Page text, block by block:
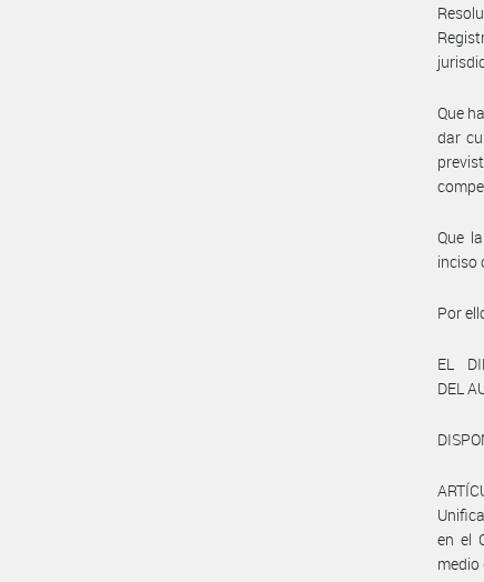
Que
dar
Que
inciso
Por
EL
DEL
en el